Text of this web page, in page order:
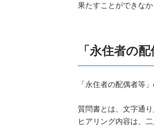
果たすことができな
「永住者の
「永住者の配偶者等
質問書とは、文字通
ヒアリング内容は、